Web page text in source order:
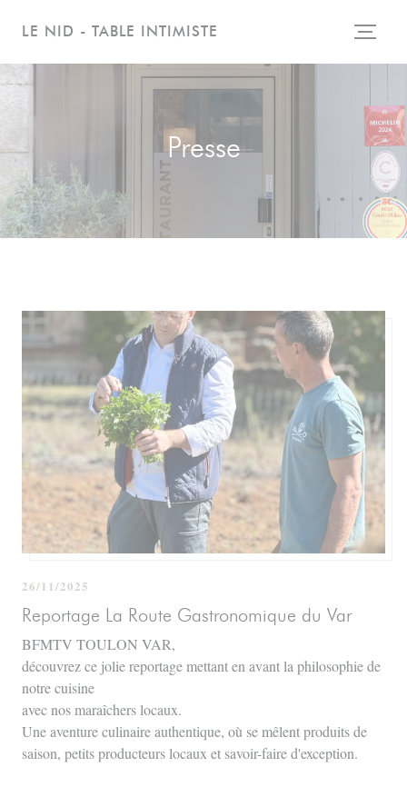
LE NID - TABLE INTIMISTE
Presse
Reportage La Route Gastronomique du Var
26/11/2025
BFMTV TOULON VAR,
découvrez ce jolie reportage mettant en avant la philosophie de
notre cuisine
avec nos maraîchers locaux.
Une aventure culinaire authentique, où se mêlent produits de
saison, petits producteurs locaux et savoir-faire d'exception.